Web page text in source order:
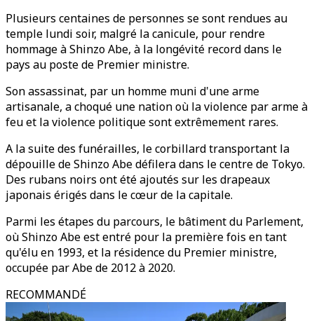
Plusieurs centaines de personnes se sont rendues au
temple lundi soir, malgré la canicule, pour rendre
hommage à Shinzo Abe, à la longévité record dans le
pays au poste de Premier ministre.
Son assassinat, par un homme muni d'une arme
artisanale, a choqué une nation où la violence par arme à
feu et la violence politique sont extrêmement rares.
A la suite des funérailles, le corbillard transportant la
dépouille de Shinzo Abe défilera dans le centre de Tokyo.
Des rubans noirs ont été ajoutés sur les drapeaux
japonais érigés dans le cœur de la capitale.
Parmi les étapes du parcours, le bâtiment du Parlement,
où Shinzo Abe est entré pour la première fois en tant
qu'élu en 1993, et la résidence du Premier ministre,
occupée par Abe de 2012 à 2020.
RECOMMANDÉ